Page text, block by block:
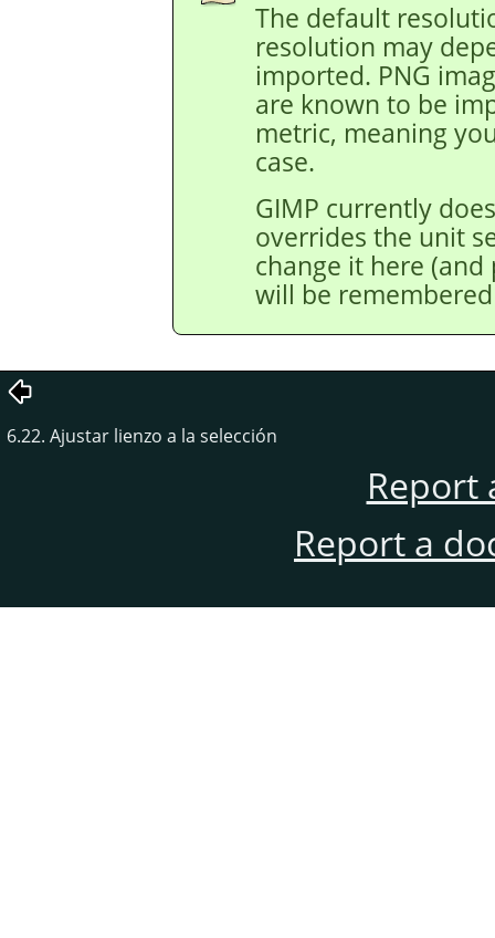
The default
resolution may
imported. PNG
are known to be
metric, meaning
case.
GIMP currently
overrides the unit
change it here
will be
6.22. Ajustar lienzo a la selección
Report
Report a